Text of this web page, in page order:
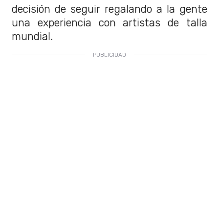
decisión de seguir regalando a la gente
una experiencia con artistas de talla
mundial.